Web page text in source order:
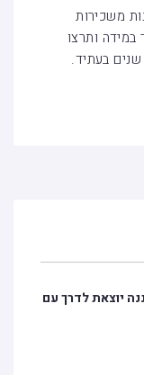
משכירות
במידה ותרצו
בעתיד.
יוצאת לדרך עם